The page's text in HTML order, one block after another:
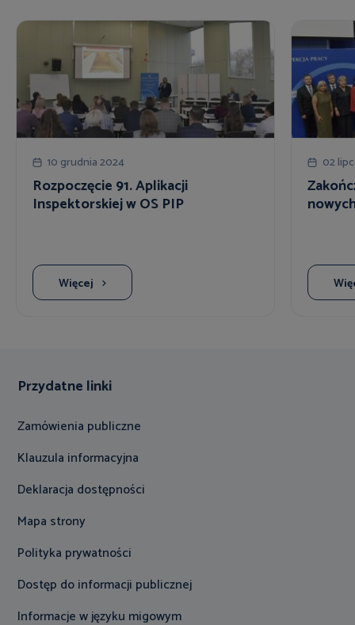
10 grudnia 2024
Rozpoczęcie 91. Aplikacji
Inspektorskiej w OS PIP
Więcej
02
Przydatne linki
Zamówienia publiczne
Klauzula informacyjna
Deklaracja dostępności
Mapa strony
Polityka prywatności
Dostęp do informacji publicznej
Informacje w języku migowym